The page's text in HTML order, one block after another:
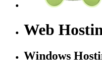
Web
Windows